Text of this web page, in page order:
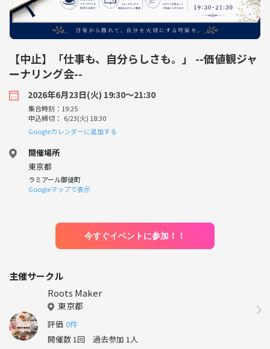
【中止】「仕事も、自分らしさも。」 --価値観ジャ
ーナリング会--
2026年6月23日(火) 19:30〜21:30
集合時刻：19:25
申込締切： 6/23(火) 18:30
Googleカレンダーに追加する
開催場所
東京都
ラミアール御徒町
Googleマップで表示
今すぐイベントに参加！！
主催サークル
Roots Maker
東京都
評価 0件
開催数 1回 過去参加 1人